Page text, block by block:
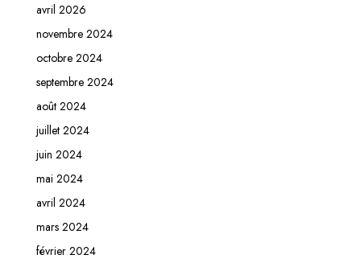
avril 2026
novembre 2024
octobre 2024
septembre 2024
août 2024
juillet 2024
juin 2024
mai 2024
avril 2024
mars 2024
février 2024